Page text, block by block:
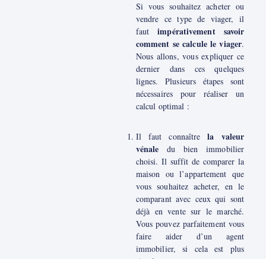
Si vous souhaitez acheter ou
vendre ce type de viager, il
fautimpérativement savoir
comment se calcule le viager.
Nous allons, vous expliquer ce
dernier dans ces quelques
lignes. Plusieurs étapes sont
nécessaires pour réaliser un
calcul optimal :
Il faut connaîtrela valeur
vénale du bien immobilier
choisi. Il suffit de comparer la
maison ou l’appartement que
vous souhaitez acheter, en le
comparant avec ceux qui sont
déjà en vente sur le marché.
Vous pouvez parfaitement vous
faire aider d’un agent
immobilier, si cela est plus